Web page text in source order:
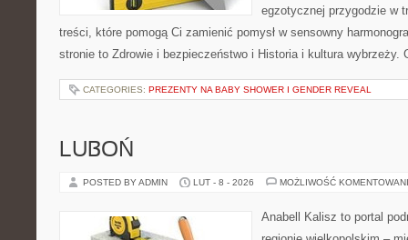
egzotycznej przygodzie w
treści, które pomogą Ci zamienić pomysł w sensowny
stronie to Zdrowie i bezpieczeństwo i Historia i kultura wybrzeży.
CATEGORIES: PREZENTY NA BABY SHOWER I GENDER REVEAL
LUBOŃ
POSTED BY ADMIN LUT - 8 - 2026 MOŻLIWOŚĆ
Anabell Kalisz to portal